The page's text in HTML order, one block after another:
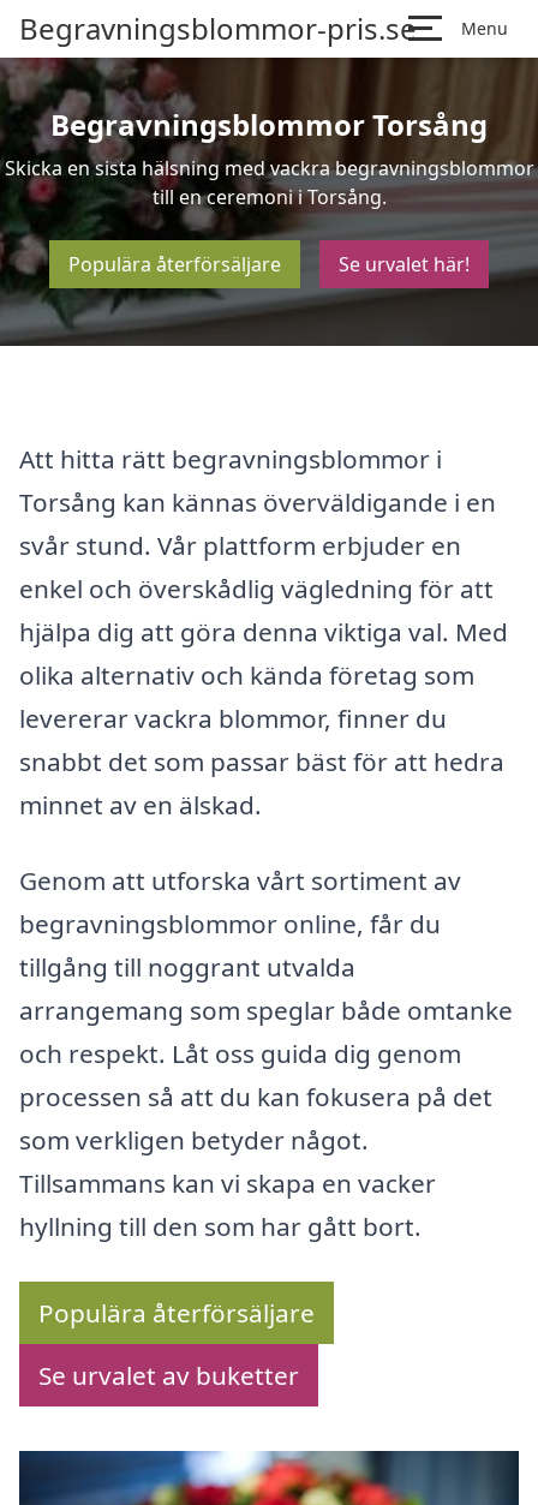
Begravningsblommor-pris.se Menu
Begravningsblommor Torsång
Skicka en sista hälsning med vackra begravningsblommor
till en ceremoni i Torsång.
Populära återförsäljare Se urvalet här!
Att hitta rätt begravningsblommor i
Torsång kan kännas överväldigande i en
svår stund. Vår plattform erbjuder en
enkel och överskådlig vägledning för att
hjälpa dig att göra denna viktiga val. Med
olika alternativ och kända företag som
levererar vackra blommor, finner du
snabbt det som passar bäst för att hedra
minnet av en älskad.
Genom att utforska vårt sortiment av
begravningsblommor online, får du
tillgång till noggrant utvalda
arrangemang som speglar både omtanke
och respekt. Låt oss guida dig genom
processen så att du kan fokusera på det
som verkligen betyder något.
Tillsammans kan vi skapa en vacker
hyllning till den som har gått bort.
Populära återförsäljare
Se urvalet av buketter